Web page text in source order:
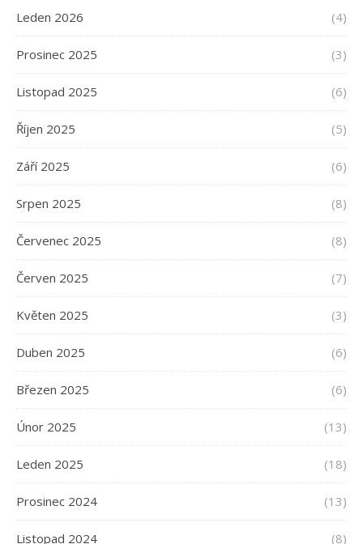
Leden 2026 (4)
Prosinec 2025 (3)
Listopad 2025 (6)
Říjen 2025 (5)
Září 2025 (6)
Srpen 2025 (8)
Červenec 2025 (8)
Červen 2025 (7)
Květen 2025 (3)
Duben 2025 (6)
Březen 2025 (6)
Únor 2025 (13)
Leden 2025 (18)
Prosinec 2024 (13)
Listopad 2024 (8)